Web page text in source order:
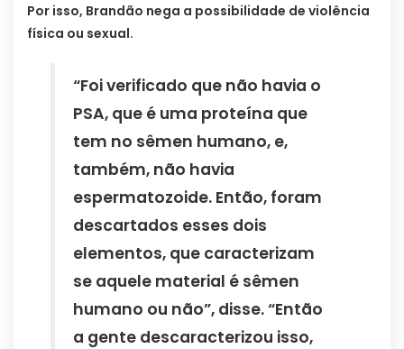
Por isso, Brandão nega a possibilidade de violência
física ou sexual.
“Foi verificado que não havia o
PSA, que é uma proteína que
tem no sêmen humano, e,
também, não havia
espermatozoide. Então, foram
descartados esses dois
elementos, que caracterizam
se aquele material é sêmen
humano ou não”, disse. “Então
a gente descaracterizou isso,